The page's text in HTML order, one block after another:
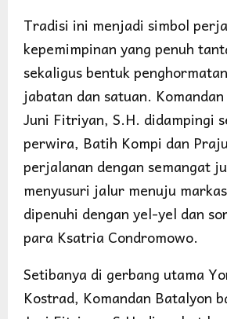
Tradisi ini menjadi simbol
kepemimpinan yang penuh
sekaligus bentuk
jabatan dan satuan.
Juni Fitriyan, S.H. didampingi
perwira, Batih Kompi dan
perjalanan dengan semangat
menyusuri jalur menuju
dipenuhi dengan yel-yel dan
para Ksatria Condromowo.
Setibanya di gerbang utama
Kostrad, Komandan Batalyon